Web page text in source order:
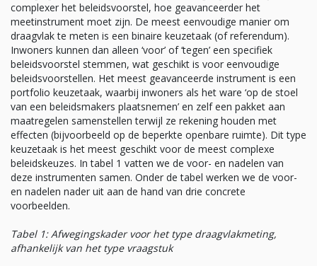
complexer het beleidsvoorstel, hoe geavanceerder het
meetinstrument moet zijn. De meest eenvoudige manier om
draagvlak te meten is een binaire keuzetaak (of referendum).
Inwoners kunnen dan alleen ‘voor’ of ‘tegen’ een specifiek
beleidsvoorstel stemmen, wat geschikt is voor eenvoudige
beleidsvoorstellen. Het meest geavanceerde instrument is een
portfolio keuzetaak, waarbij inwoners als het ware ‘op de stoel
van een beleidsmakers plaatsnemen’ en zelf een pakket aan
maatregelen samenstellen terwijl ze rekening houden met
effecten (bijvoorbeeld op de beperkte openbare ruimte). Dit type
keuzetaak is het meest geschikt voor de meest complexe
beleidskeuzes. In tabel 1 vatten we de voor- en nadelen van
deze instrumenten samen. Onder de tabel werken we de voor-
en nadelen nader uit aan de hand van drie concrete
voorbeelden.
Tabel 1: Afwegingskader voor het type draagvlakmeting,
afhankelijk van het type vraagstuk